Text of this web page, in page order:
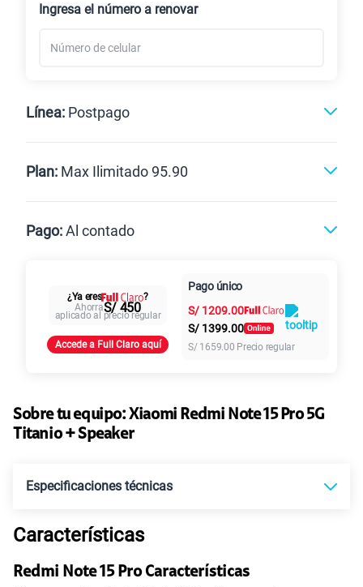
Ingresa el número a renovar
Línea: Postpago
Postpago
Plan: Max Ilimitado 95.90
Paga solo
125GBen alta velocidad
79.90
155 GBen alta velocidad
Ver más planes
Pago:Al contado
Al contado Cuotas Claro
intereses
¿Ya eres
?
AhorraS/ 450
aplicado al precio regular
Accede a Full Claro aquí
Pago único
S/ 1209.00
S/ 1399.00
S/ 1659.00 Precio regular
Sobre tu equipo:Xiaomi Redmi Note 15 Pro 5G
Titanio + Speaker
Especificaciones técnicas
Tecnología de Pantalla
Características
Redmi Note 15 Pro Características